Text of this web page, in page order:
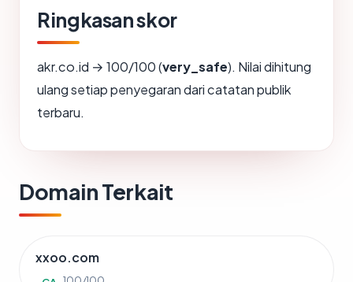
Ringkasan skor
akr.co.id → 100/100 (very_safe). Nilai dihitung
ulang setiap penyegaran dari catatan publik
terbaru.
Domain Terkait
xxoo.com